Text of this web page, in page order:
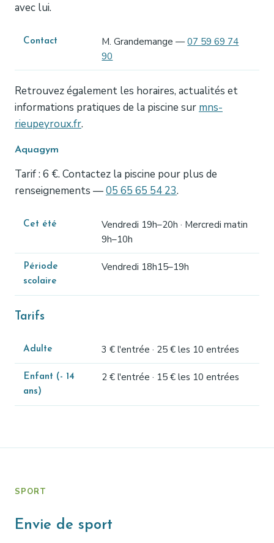
avec lui.
Contact M. Grandemange —07 59 69 74
90
Retrouvez également les horaires, actualités et
informations pratiques de la piscine sur mns-
rieupeyroux.fr.
Aquagym
Tarif : 6 €. Contactez la piscine pour plus de
renseignements —05 65 65 54 23.
Cet été
Vendredi 19h–20h · Mercredi matin
9h–10h
Période
scolaire
Vendredi 18h15–19h
Tarifs
Adulte 3 € l'entrée · 25 € les 10 entrées
Enfant (- 14
ans)
2 € l'entrée · 15 € les 10 entrées
SPORT
Envie de sport